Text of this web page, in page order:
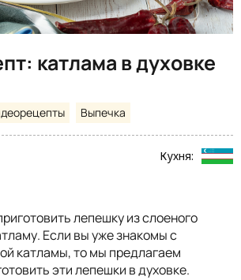
катлама в духовке
Выпечка
Кухня:
лепешку из слоеного
Если вы уже знакомы с
катламы, то мы предлагаем
эти лепешки в духовке.